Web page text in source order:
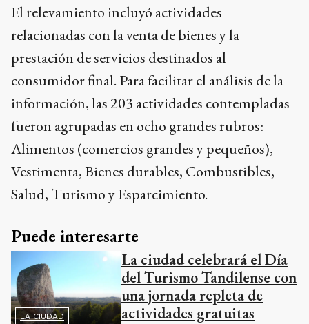
El relevamiento incluyó actividades
relacionadas con la venta de bienes y la
prestación de servicios destinados al
consumidor final. Para facilitar el análisis de la
información, las 203 actividades contempladas
fueron agrupadas en ocho grandes rubros:
Alimentos (comercios grandes y pequeños),
Vestimenta, Bienes durables, Combustibles,
Salud, Turismo y Esparcimiento.
Puede interesarte
LA CIUDAD
La ciudad celebrará el Día
del Turismo Tandilense con
una jornada repleta de
actividades gratuitas